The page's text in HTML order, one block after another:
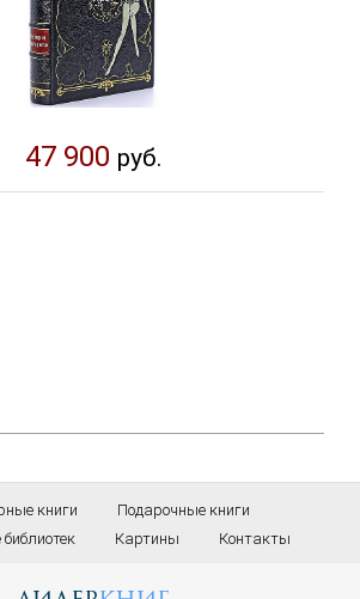
47 900 руб.
книги
Подарочные книги
Картины Контакты